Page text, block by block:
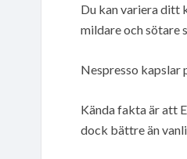
Du kan variera ditt
mildare och sötare
Nespresso kapslar
Kända fakta är att
dock bättre än